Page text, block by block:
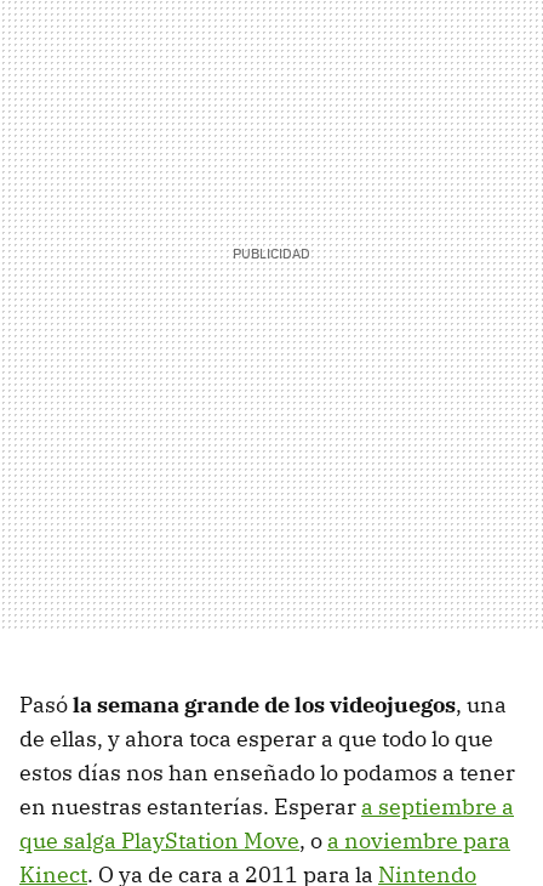
Pasóla semana grande de los videojuegos, una
de ellas, y ahora toca esperar a que todo lo que
estos días nos han enseñado lo podamos a tener
en nuestras estanterías. Esperar a septiembre a
que salga PlayStation Move, o a noviembre para
Kinect. O ya de cara a 2011 para la Nintendo